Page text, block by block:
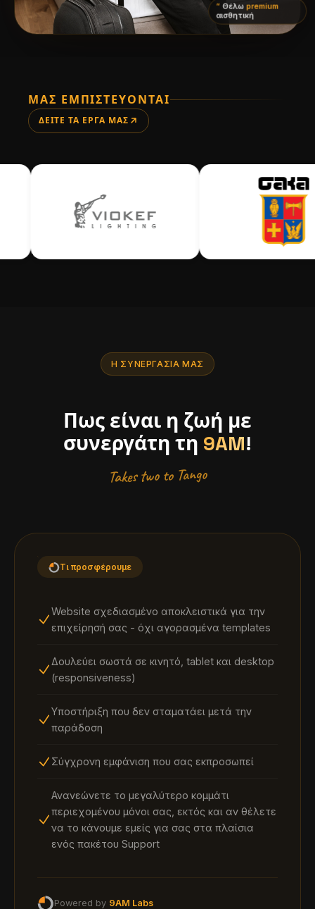
ΔΙΑΘΈΣΙΜΟ
Ομορφιά
ΔΙΑΘΈΣΙΜΟ
Αρχιτέκτονες
ΔΙΑΘΈΣΙΜΟ
ΤΡΈΧΟΥΣΑ ΣΕΛΊΔΑ
ΔΙΑΘΈΣΙΜΟ
Κατασκευαστικές
ΔΙΑΘΈΣΙΜΟ
Θέλωpremium
αισθητική
ΜΑΣ ΕΜΠΙΣΤΕΎΟΝΤΑΙ
ΔΕΊΤΕ ΤΑ ΈΡΓΑ ΜΑΣ
Η ΣΥΝΕΡΓΑΣΊΑ ΜΑΣ
Πως είναι η ζωή με
συνεργάτη τη 9AM!
Takes two to Tango
Τι προσφέρουμε
Website σχεδιασμένο αποκλειστικά για την
επιχείρησή σας - όχι αγορασμένα templates
Δουλεύει σωστά σε κινητό, tablet και desktop
(responsiveness)
Υποστήριξη που δεν σταματάει μετά την
παράδοση
Σύγχρονη εμφάνιση που σας εκπροσωπεί
Ανανεώνετε το μεγαλύτερο κομμάτι
περιεχομένου μόνοι σας, εκτός και αν θέλετε
να το κάνουμε εμείς για σας στα πλαίσια
ενός πακέτου Support
Powered by 9AM Labs